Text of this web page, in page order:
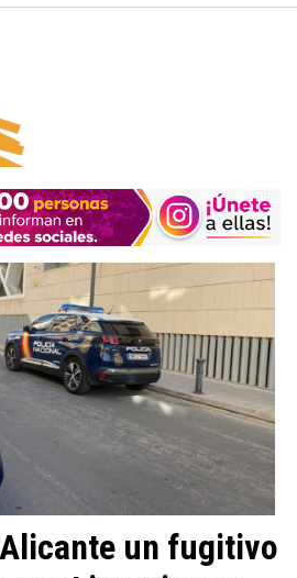
un fugitivo